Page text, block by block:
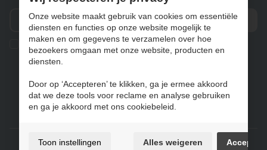
Ik geef de toestemming om mijn gegevens te bewaren en
verwerken zoals aangegeven in onzeprivacy statement
NL DE EN
Gebruiksvoorwaarden & privacybeleid
Onze website maakt gebruik van cookies om essentiële
diensten en functies op onze website mogelijk te
maken en om gegevens te verzamelen over hoe
bezoekers omgaan met onze website, producten en
diensten.
Door op ‘Accepteren’ te klikken, ga je ermee akkoord
dat we deze tools voor reclame en analyse gebruiken
en ga je akkoord met ons cookiebeleid.
Toon instellingen Alles weigeren